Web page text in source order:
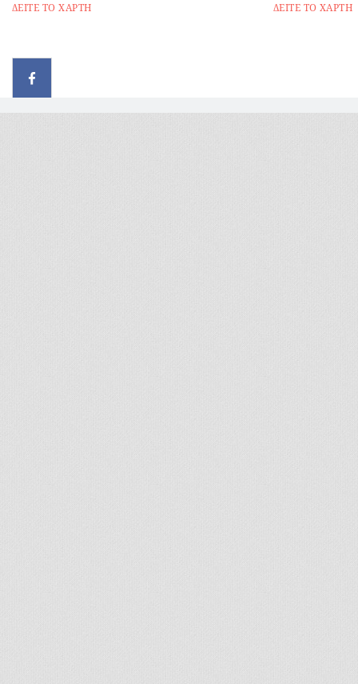
ΔΕΙΤΕ ΤΟ ΧΑΡΤΗ ΔΕΙΤΕ ΤΟ ΧΑΡΤΗ